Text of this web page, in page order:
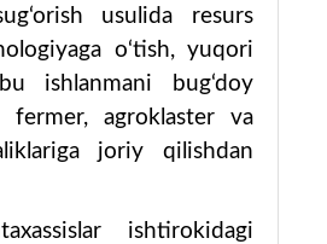
usulida resurs
o‘tish, yuqori
ishlanmani bug‘doy
fermer, agroklaster va
joriy qilishdan
ishtirokidagi